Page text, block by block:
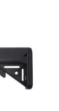
As
opções
podem